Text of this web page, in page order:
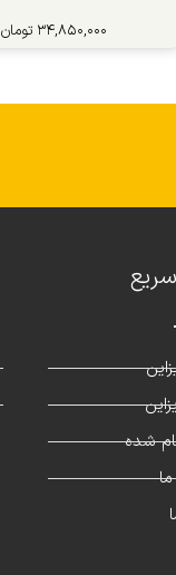
۳۴,۸۵۰,۰۰۰ تومان
شده